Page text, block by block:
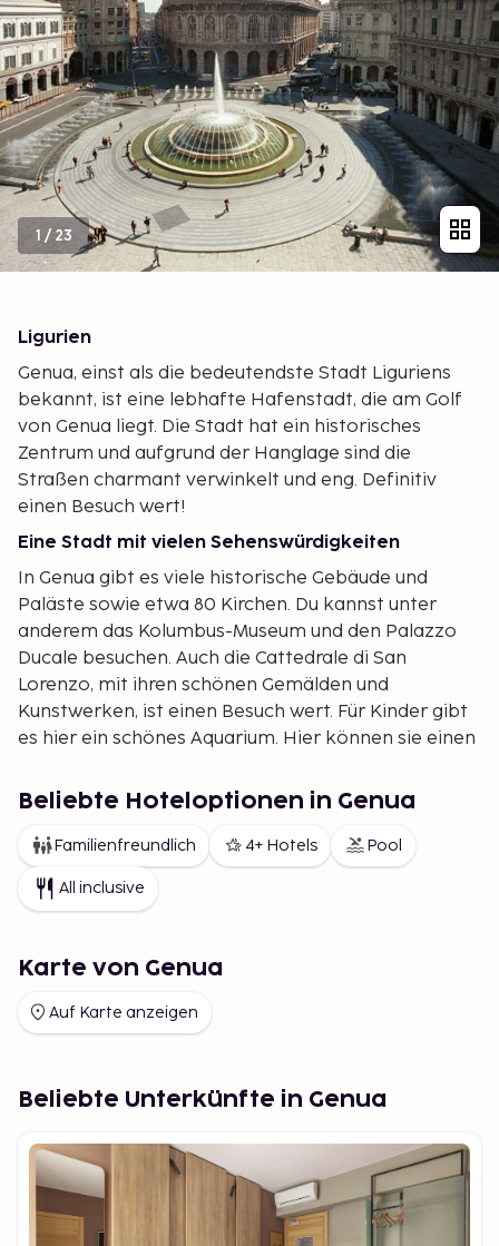
1 /23
Ligurien
Genua, einst als die bedeutendste Stadt Liguriens
bekannt, ist eine lebhafte Hafenstadt, die am Golf
von Genua liegt. Die Stadt hat ein historisches
Zentrum und aufgrund der Hanglage sind die
Straßen charmant verwinkelt und eng. Definitiv
einen Besuch wert!
Eine Stadt mit vielen Sehenswürdigkeiten
In Genua gibt es viele historische Gebäude und
Paläste sowie etwa 80 Kirchen. Du kannst unter
anderem das Kolumbus-Museum und den Palazzo
Ducale besuchen. Auch die Cattedrale di San
Lorenzo, mit ihren schönen Gemälden und
Kunstwerken, ist einen Besuch wert. Für Kinder gibt
es hier ein schönes Aquarium. Hier können sie einen
und vieles mehr beobachten.
Läden in allen Formen, gemütliche Cafés,
Straßencafés und Restaurants – in Genua findest du
alles, was du brauchst. Wenn du die Stadthektik mit
solltest du den nahegelegenen Nationalpark Cinque
bietet atemberaubende Ausblicke und malerische
Tourismusabgabe
werden. Es ist noch nicht festgelegt, welche Orte
betroffen sein könnten.
Beliebte Hoteloptionen in Genua
Familienfreundlich 4+ Hotels Pool
All inclusive
Karte von Genua
Auf Karte anzeigen
Beliebte Unterkünfte in Genua